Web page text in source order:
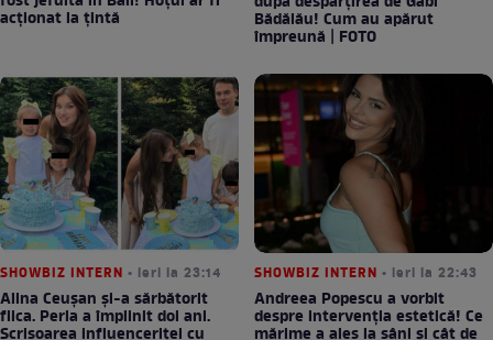
acționat la țintă Bădălău! Cum au apărut
împreună | FOTO
SHOWBIZ INTERN • ieri la 23:14
Alina Ceușan și-a sărbătorit
fiica. Perla a împlinit doi ani.
Scrisoarea influenceriței cu
SHOWBIZ INTERN • ieri la 22:43
Andreea Popescu a vorbit
despre intervenția estetică! Ce
mărime a ales la sâni și cât de